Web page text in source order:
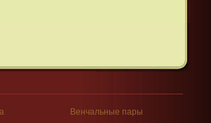
Венчальные пары